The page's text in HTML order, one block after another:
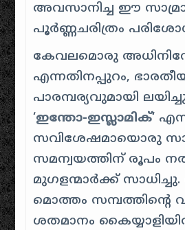
അവസാനിച്ച ഈ
പൂർണ്ണചരിത്രം
കേവലമൊരു
എന്നതിനപ്പുറം,
പാരമ്പര്യവുമായി
‘ഇന്തോ-ഇസ്ലാമിക്‘
സവിശേഷമായൊരു
സമന്വയത്തിന് രൂപം
മുഗളന്മാർക്ക്
മൊത്തം സമ്പത്തിന്റെ
ശതമാനം